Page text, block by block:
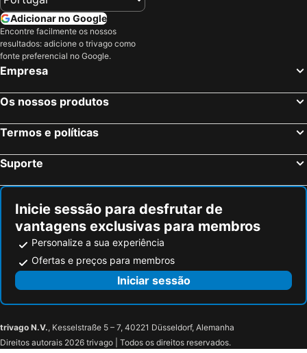
Adicionar no Google
Encontre facilmente os nossos
resultados: adicione o trivago como
fonte preferencial no Google.
Empresa
Os nossos produtos
Termos e políticas
Suporte
Inicie sessão para desfrutar de
vantagens exclusivas para membros
Personalize a sua experiência
Ofertas e preços para membros
Iniciar sessão
trivago N.V., Kesselstraße 5 – 7, 40221 Düsseldorf, Alemanha
Direitos autorais 2026 trivago | Todos os direitos reservados.